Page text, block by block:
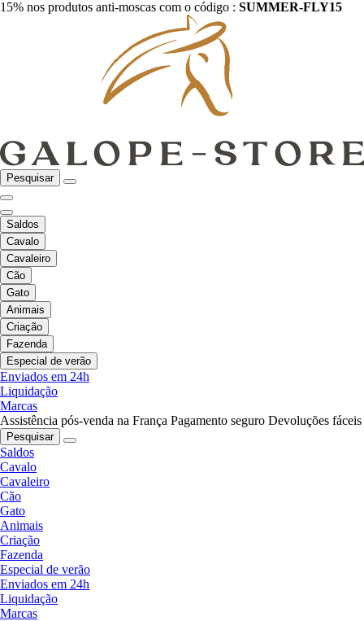
15% nos produtos anti-moscas com o código : SUMMER-FLY15
Pesquisar
Saldos
Cavalo
Cavaleiro
Cão
Gato
Animais
Criação
Fazenda
Especial de verão
Enviados em 24h
Liquidação
Marcas
Assistência pós-venda na França Pagamento seguro Devoluções fáceis
Pesquisar
Saldos
Cavalo
Cavaleiro
Cão
Gato
Animais
Criação
Fazenda
Especial de verão
Enviados em 24h
Liquidação
Marcas